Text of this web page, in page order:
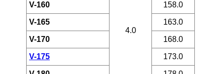
4.0
V-160 158.0
V-165 163.0
V-170 168.0
V-175 173.0